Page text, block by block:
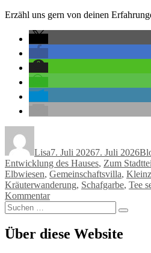
Erzähl uns gern von deinen
Lisa7. Juli 20267. Juli 2026
Entwicklung des Hauses, Zum
Elbwiesen, Gemeinschaftsvilla,
Kräuterwanderung, Schafgarbe, Tee
Kommentarzu
Sommer
ist:
Eine
Suchen
nach:
Suchen
Über diese Website